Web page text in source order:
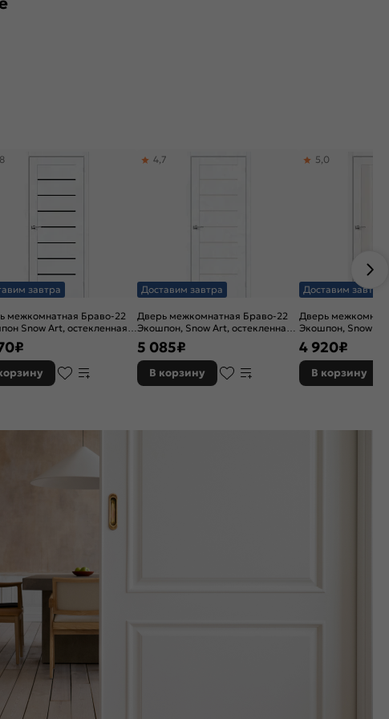
завтра
межкомнатная Браво-22
Snow Art, остекленная,
без кромки, царговая
₽
Доставим завтра
Дверь межкомнатная Браво-22
Экошпон, Snow Art, остекленная,
magic fog, царговая
4,7
5 085₽
В корзину
Доставим завтра
Дверь
Экошпон, Snow
остекленная,
5,0
4 920₽
В корзину